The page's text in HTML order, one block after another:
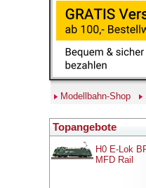
Modellbahn-Shop
Topangebote
H0 E-Lok
MFD Rail